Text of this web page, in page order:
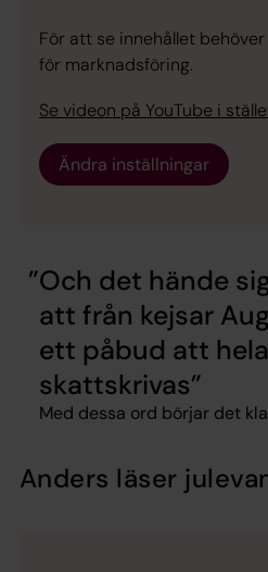
För att se innehållet
för marknadsföring.
Se videon på YouTube i
Ändra inställningar
Och det hände
att från kejsar
ett påbud att
skattskrivas
Med dessa ord börjar det
Anders läser